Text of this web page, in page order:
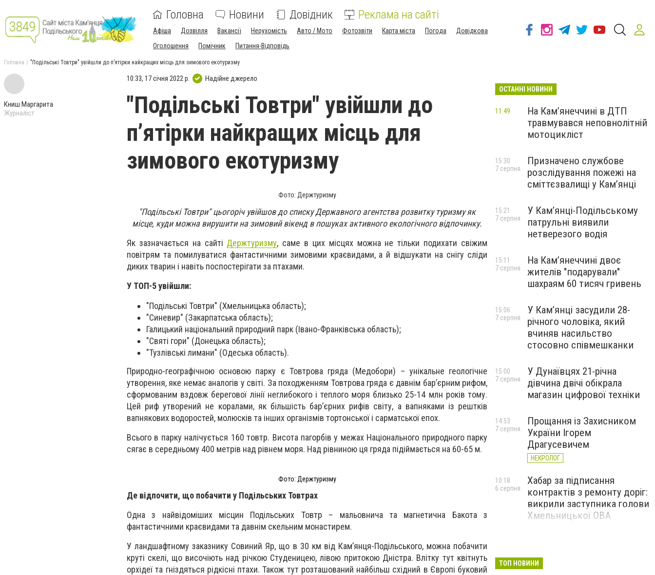
Головна Новини Довідник Реклама на сайті
Афіша Дозвілля Вакансії Нерухомість Авто / Мото Фотозвіти Карта міста Погода
Довідкова
Оголошення
Помічник Питання-Відповідь
Головна "Подільські Товтри" увійшли до п’ятірки найкращих місць для зимового екотуризму
Книш Маргарита
Журналіст
10:33, 17 січня 2022 р. Надійне джерело
"Подільські Товтри" увійшли до
п’ятірки найкращих місць для
зимового екотуризму
Фото: Держтуризму
"Подільські Товтри" цьогоріч увійшов до списку Державного агентства розвитку туризму як
місце, куди можна вирушити на зимовий вікенд в пошуках активного екологічного відпочинку.
Як зазначається на сайті Держтуризму, саме в цих місцях можна не тільки подихати свіжим
повітрям та помилуватися фантастичними зимовими краєвидами, а й відшукати на снігу сліди
диких тварин і навіть поспостерігати за птахами.
У ТОП-5 увійшли:
"Подільські Товтри" (Хмельницька область);
"Синевир" (Закарпатська область);
Галицький національний природний парк (Івано-Франківська область);
"Святі гори" (Донецька область);
"Тузлівські лимани" (Одеська область).
Природно-географічною основою парку є Товтрова гряда (Медобори) – унікальне геологічне
утворення, яке немає аналогів у світі. За походженням Товтрова гряда є давнім бар’єрним рифом,
сформованим вздовж берегової лінії неглибокого і теплого моря близько 25-14 млн років тому.
Цей риф утворений не коралами, як більшість бар’єрних рифів світу, а вапняками із рештків
вапнякових водоростей, молюсків та інших організмів тортонської і сарматської епох.
Всього в парку налічується 160 товтр. Висота пагорбів у межах Національного природного парку
сягає в середньому 400 метрів над рівнем моря. Над рівниною ця гряда підіймається на 60-65 м.
Фото: Держтуризму
Де відпочити, що побачити у Подільських Товтрах
Одна з найвідоміших місцин Подільських Товтр – мальовнича та магнетична Бакота з
фантастичними краєвидами та давнім скельним монастирем.
У ландшафтному заказнику Совиний Яр, що в 30 км від Кам’янця-Подільського, можна побачити
круті скелі, що височіють над річкою Студеницею, лівою притокою Дністра. Влітку тут квітнуть
орхідеї та гніздяться рідкісні птахи. Також тут розташований найбільш східний в Європі буковий
ОСТАННІ НОВИНИ
На Кам’янеччині в ДТП
травмувався неповнолітній
мотоцикліст
11:49
Призначено службове
розслідування пожежі на
сміттєзвалищі у Кам’янці
15:30
7 серпня
У Кам’янці-Подільському
патрульні виявили
нетверезого водія
15:21
7 серпня
На Камʼянеччині двоє
жителів "подарували"
шахраям 60 тисяч гривень
15:11
7 серпня
У Камʼянці засудили 28-
річного чоловіка, який
вчиняв насильство
стосовно співмешканки
15:06
7 серпня
У Дунаївцях 21-річна
дівчина двічі обікрала
магазин цифрової техніки
15:00
7 серпня
Прощання із Захисником
України Ігорем
Драгусевичем
НЕКРОЛОГ
14:53
7 серпня
Хабар за підписання
контрактів з ремонту доріг:
викрили заступника голови
Хмельницької ОВА
10:18
6 серпня
ТОП НОВИНИ